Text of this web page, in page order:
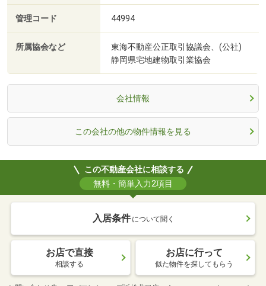
管理コード 44994
所属協会など
東海不動産公正取引協議会、(公社)
静岡県宅地建物取引業協会
会社情報
この会社の他の物件情報を見る
この不動産会社に相談する
無料・簡単入力2項目
入居条件 について聞く
お店で直接
相談する
お店に行って
似た物件を探してもらう